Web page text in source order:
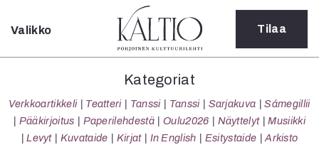
Sulje
Kategoriat
Verkkoartikkeli
Teatteri
Tanssi
Valikko Tilaa
Kategoriat
Verkkoartikkeli Teatteri Tanssi Tanssi Sarjakuva
Sámegillii
Pääkirjoitus
Paperilehdestä Oulu2026 Näyttelyt
Musiikki
Levyt
Kuvataide Kirjat In English Esitystaide Arkisto